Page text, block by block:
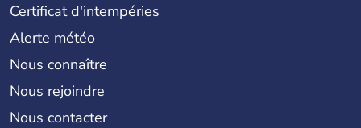
Certificat d'intempéries
Alerte météo
Nous connaître
Nous rejoindre
Nous contacter